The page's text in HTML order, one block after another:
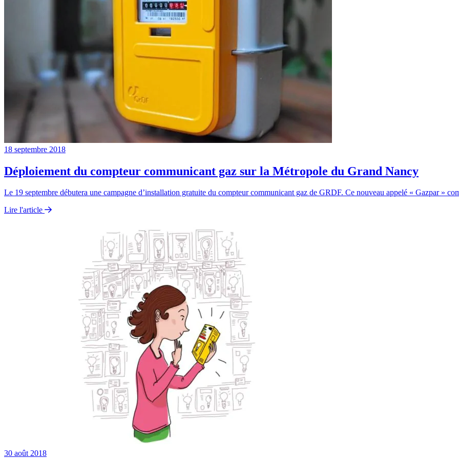
18 septembre 2018
Déploiement du compteur communicant gaz sur la Métropole du Grand Nancy
Le 19 septembre débutera une campagne d’installation gratuite du compteur communicant gaz de GRDF. Ce nouveau appelé « Gazpar »
Lire l'article
30 août 2018